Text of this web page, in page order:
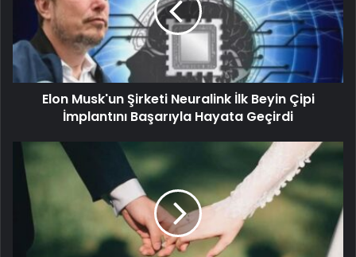
Elon Musk'un Şirketi Neuralink İlk Beyin Çipi
İmplantını Başarıyla Hayata Geçirdi